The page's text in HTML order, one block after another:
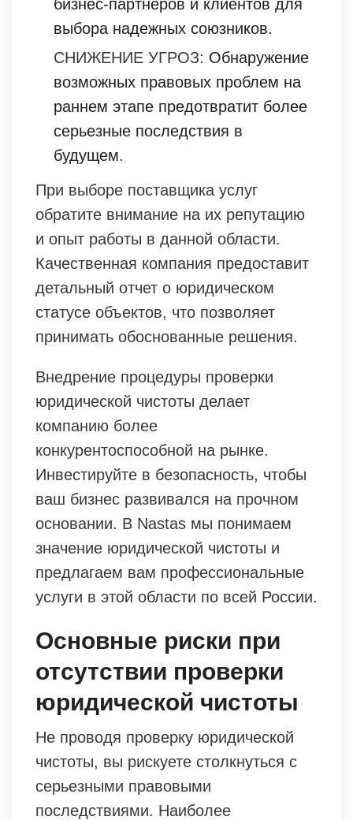
бизнес-партнёров и клиентов для
выбора надежных союзников.
СНИЖЕНИЕ УГРОЗ: Обнаружение
возможных правовых проблем на
раннем этапе предотвратит более
серьезные последствия в
будущем.
При выборе поставщика услуг
обратите внимание на их репутацию
и опыт работы в данной области.
Качественная компания предоставит
детальный отчет о юридическом
статусе объектов, что позволяет
принимать обоснованные решения.
Внедрение процедуры проверки
юридической чистоты делает
компанию более
конкурентоспособной на рынке.
Инвестируйте в безопасность, чтобы
ваш бизнес развивался на прочном
основании. В Nastas мы понимаем
значение юридической чистоты и
предлагаем вам профессиональные
услуги в этой области по всей России.
Основные риски при
отсутствии проверки
юридической чистоты
Не проводя проверку юридической
чистоты, вы рискуете столкнуться с
серьезными правовыми
последствиями. Наиболее